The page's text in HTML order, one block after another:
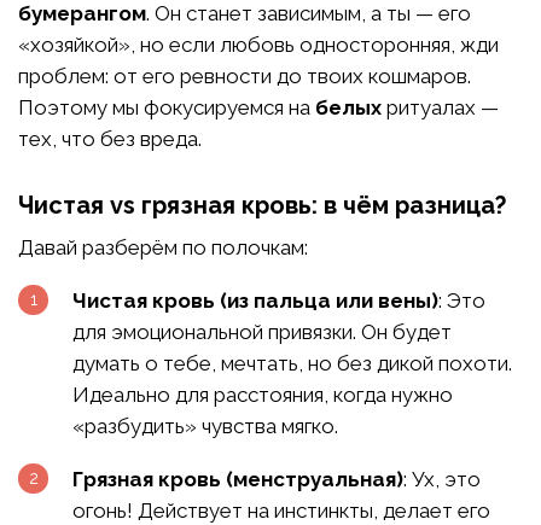
бумерангом. Он станет зависимым, а ты — его
«хозяйкой», но если любовь односторонняя, жди
проблем: от его ревности до твоих кошмаров.
Поэтому мы фокусируемся на белых ритуалах —
тех, что без вреда.
Чистая vs грязная кровь: в чём разница?
Давай разберём по полочкам:
Чистая кровь (из пальца или вены): Это
для эмоциональной привязки. Он будет
думать о тебе, мечтать, но без дикой похоти.
Идеально для расстояния, когда нужно
«разбудить» чувства мягко.
Грязная кровь (менструальная): Ух, это
огонь! Действует на инстинкты, делает его